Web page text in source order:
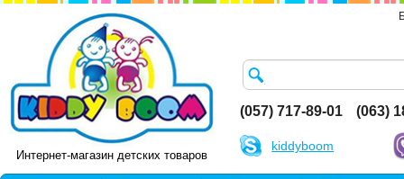
Интернет-магазин детских товаров
(057) 717-89-01 (063)
kiddyboom